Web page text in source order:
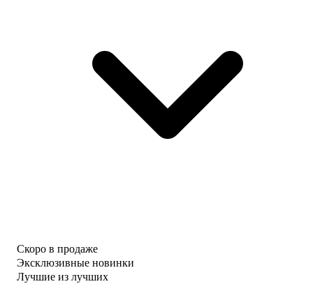
Скоро в продаже
Эксклюзивные новинки
Лучшие из лучших